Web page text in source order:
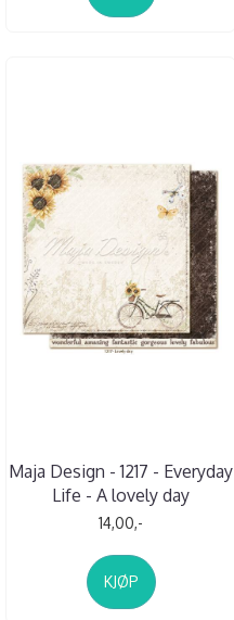
Maja Design - 1217 - Everyday
Life - A lovely day
14,00,-
KJØP